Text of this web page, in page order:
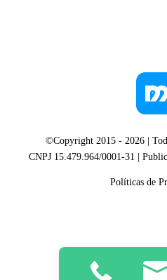
©Copyright 2015 - 2026 |
CNPJ 15.479.964/0001-31 |
Políticas de